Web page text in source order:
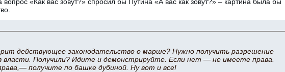
действующее законодательство о марше? Нужно получить разрешение
власти. Получили? Идите и демонстрируйте. Если нет — не имеете права.
получите по башке дубиной. Ну вот и все!